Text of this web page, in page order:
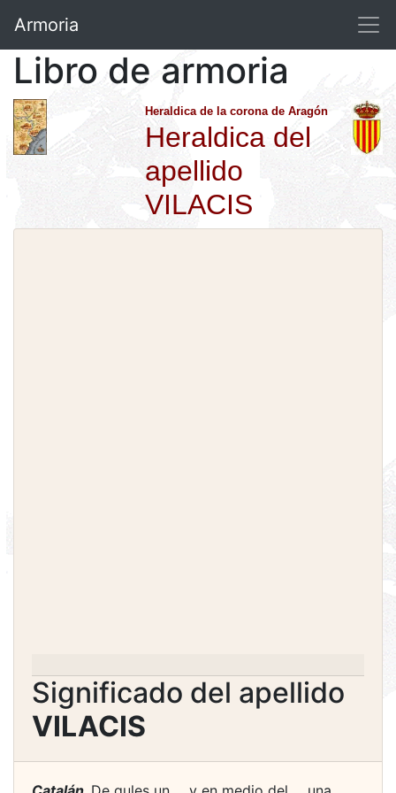
Armoria
Libro de armoria
Heraldica de la corona de Aragón
Heraldica del
apellido
VILACIS
Significado del apellido
VILACIS